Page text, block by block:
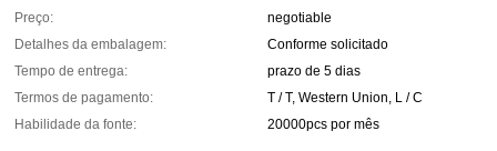
Preço:
negotiable
Detalhes da embalagem:
Conforme solicitado
Tempo de entrega:
prazo de 5 dias
Termos de pagamento:
T / T, Western Union, L / C
Habilidade da fonte:
20000pcs por mês